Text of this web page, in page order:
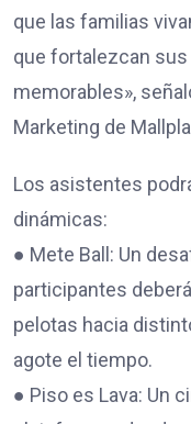
que las familias
que fortalezcan
memorables»,
Marketing de
Los asistentes
dinámicas:
● Mete Ball: Un
participantes
pelotas hacia
agote el tiempo.
● Piso es Lava: Un